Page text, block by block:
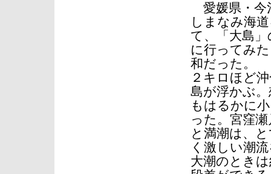
愛媛県・今
しまなみ海
て、「大島
に行ってみ
和だった。
２キロほど
島が浮かぶ
もはるかに
った。宮窪
と満潮は、
く激しい潮
大潮のとき